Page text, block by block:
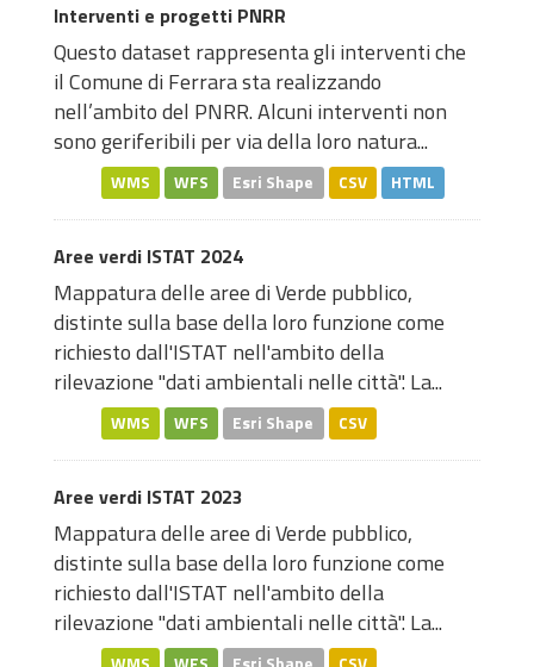
Interventi e progetti PNRR
Questo dataset rappresenta gli interventi che
il Comune di Ferrara sta realizzando
nell’ambito del PNRR. Alcuni interventi non
sono geriferibili per via della loro natura...
WMS WFS Esri Shape CSV HTML
Aree verdi ISTAT 2024
Mappatura delle aree di Verde pubblico,
distinte sulla base della loro funzione come
richiesto dall'ISTAT nell'ambito della
rilevazione "dati ambientali nelle città". La...
WMS WFS Esri Shape CSV
Aree verdi ISTAT 2023
Mappatura delle aree di Verde pubblico,
distinte sulla base della loro funzione come
richiesto dall'ISTAT nell'ambito della
rilevazione "dati ambientali nelle città". La...